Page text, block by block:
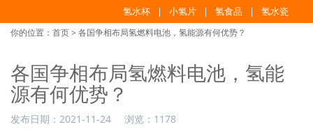
氢水杯 小氢片 氢食品 氢水瓷
你的位置： 首页> 各国争相布局氢燃料电池，氢能源有何优势？
各国争相布局氢燃料电池，氢能
源有何优势？
发布日期： 2021-11-24 浏览： 1178